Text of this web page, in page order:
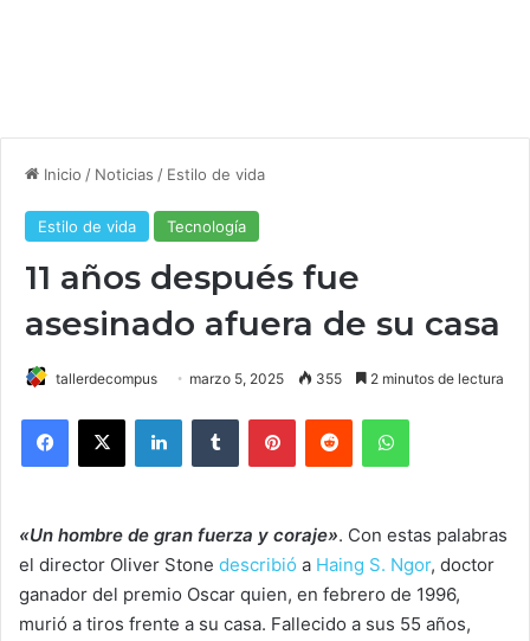
Inicio / Noticias / Estilo de vida
Estilo de vida Tecnología
11 años después fue
asesinado afuera de su casa
tallerdecompus marzo 5, 2025 355 2 minutos de lectura
«Un hombre de gran fuerza y coraje». Con estas palabras
el director Oliver Stone describió a Haing S. Ngor, doctor
ganador del premio Oscar quien, en febrero de 1996,
murió a tiros frente a su casa. Fallecido a sus 55 años,